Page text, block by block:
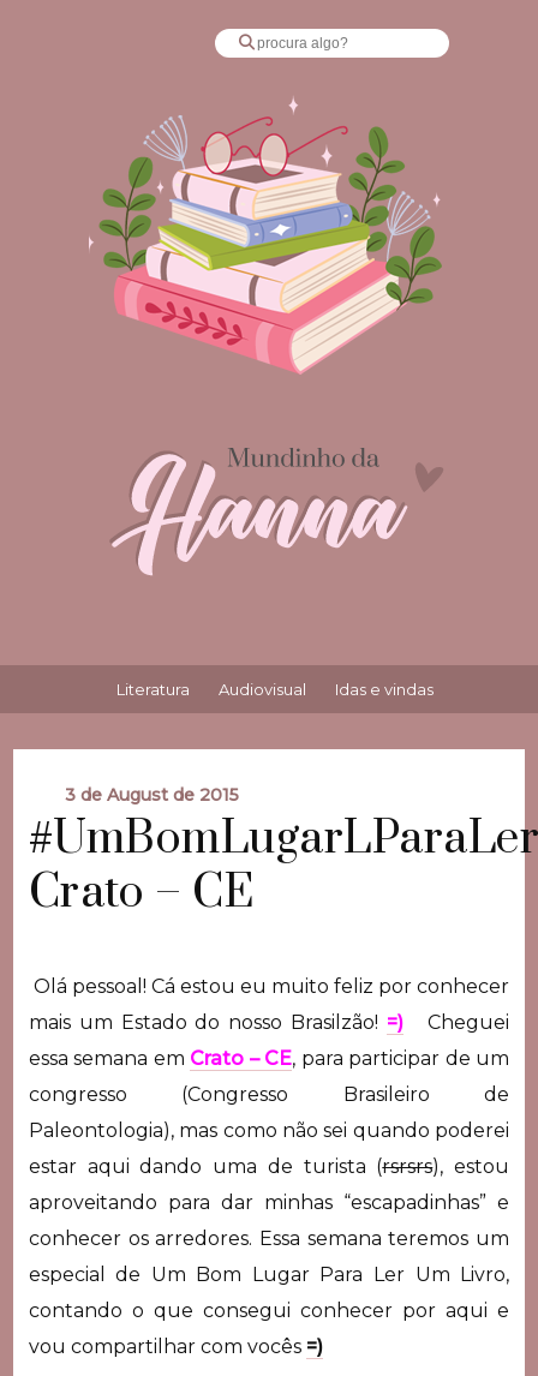
Literatura Audiovisual Idas e vindas
3 de August de 2015
Crato – CE
Olá pessoal! Cá estou eu muito feliz por conhecer
mais um Estado do nosso Brasilzão! =)Cheguei
essa semana em Crato – CE, para participar de um
congresso (Congresso Brasileiro de
Paleontologia), mas como não sei quando poderei
estar aqui dando uma de turista (rsrsrs), estou
aproveitando para dar minhas “escapadinhas” e
conhecer os arredores. Essa semana teremos um
especial de Um Bom Lugar Para Ler Um Livro,
contando o que consegui conhecer por aqui e
vou compartilhar com vocês =)